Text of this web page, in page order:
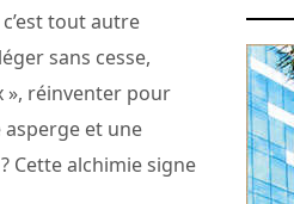
tout autre
sans cesse,
», réinventer pour
et une
Cette alchimie signe